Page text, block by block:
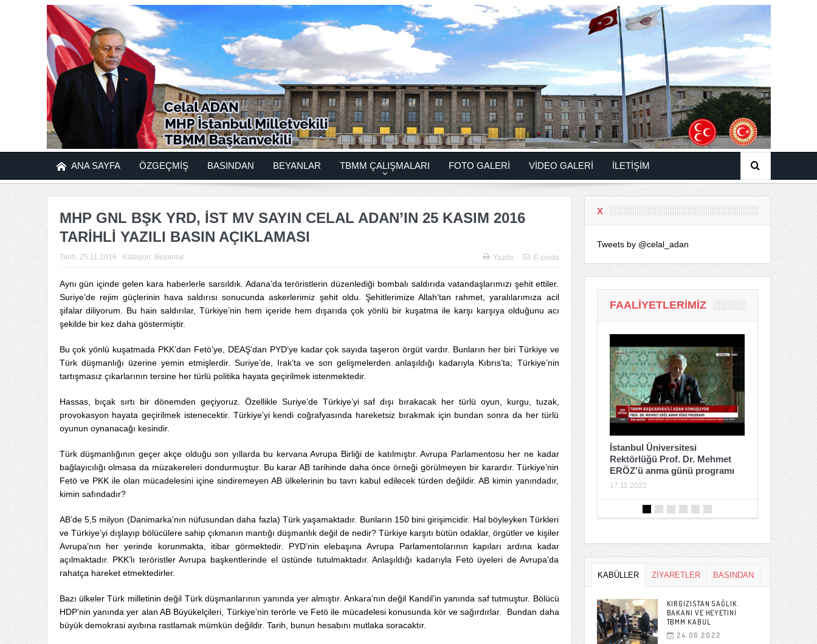
ANA SAYFA ÖZGEÇMİŞ BASINDAN BEYANLAR TBMM ÇALIŞMALARI FOTO GALERİ VİDEO GALERİ İLETİŞİM
MHP GNL BŞK YRD, İST MV SAYIN CELAL ADAN’IN 25 KASIM 2016
TARİHLİ YAZILI BASIN AÇIKLAMASI
Tarih: 25.11.2016 Kategori: Beyanlar Yazdır E-posta
Aynı gün içinde gelen kara haberlerle sarsıldık. Adana’da teröristlerin düzenlediği bombalı saldırıda vatandaşlarımızı şehit ettiler.
Suriye’de rejim güçlerinin hava saldırısı sonucunda askerlerimiz şehit oldu. Şehitlerimize Allah’tan rahmet, yaralılarımıza acil
şifalar diliyorum. Bu hain saldırılar, Türkiye’nin hem içeride hem dışarıda çok yönlü bir kuşatma ile karşı karşıya olduğunu acı
şekilde bir kez daha göstermiştir.
Bu çok yönlü kuşatmada PKK’dan Fetö’ye, DEAŞ’dan PYD’ye kadar çok sayıda taşeron örgüt vardır. Bunların her biri Türkiye ve
Türk düşmanlığı üzerine yemin etmişlerdir. Suriye’de, Irak’ta ve son gelişmelerden anlaşıldığı kadarıyla Kıbrıs’ta; Türkiye’nin
tartışmasız çıkarlarının tersine her türlü politika hayata geçirilmek istenmektedir.
Hassas, bıçak sırtı bir dönemden geçiyoruz. Özellikle Suriye’de Türkiye’yi saf dışı bırakacak her türlü oyun, kurgu, tuzak,
provokasyon hayata geçirilmek istenecektir. Türkiye’yi kendi coğrafyasında hareketsiz bırakmak için bundan sonra da her türlü
oyunun oynanacağı kesindir.
Türk düşmanlığının geçer akçe olduğu son yıllarda bu kervana Avrupa Birliği de katılmıştır. Avrupa Parlamentosu her ne kadar
bağlayıcılığı olmasa da müzakereleri dondurmuştur. Bu karar AB tarihinde daha önce örneği görülmeyen bir karardır. Türkiye’nin
Fetö ve PKK ile olan mücadelesini içine sindiremeyen AB ülkelerinin bu tavrı kabul edilecek türden değildir. AB kimin yanındadır,
kimin safındadır?
AB’de 5,5 milyon (Danimarka’nın nüfusundan daha fazla) Türk yaşamaktadır. Bunların 150 bini girişimcidir. Hal böyleyken Türkleri
ve Türkiye’yi dışlayıp bölücülere sahip çıkmanın mantığı düşmanlık değil de nedir? Türkiye karşıtı bütün odaklar, örgütler ve kişiler
Avrupa’nın her yerinde korunmakta, itibar görmektedir. PYD’nin elebaşına Avrupa Parlamentolarının kapıları ardına kadar
açılmaktadır. PKK’lı teröristler Avrupa başkentlerinde el üstünde tutulmaktadır. Anlaşıldığı kadarıyla Fetö üyeleri de Avrupa’da
rahatça hareket etmektedirler.
Bazı ülkeler Türk milletinin değil Türk düşmanlarının yanında yer almıştır. Ankara’nın değil Kandil’in yanında saf tutmuştur. Bölücü
HDP’nin yanında yer alan AB Büyükelçileri, Türkiye’nin terörle ve Fetö ile mücadelesi konusunda kör ve sağırdırlar. Bundan daha
büyük demokrasi ayıbına rastlamak mümkün değildir. Tarih, bunun hesabını mutlaka soracaktır.
X
Tweets by @celal_adan
FAALIYETLERIMIZ
Rektörlüğü Prof. Dr. Mehmet
ERÖZ’ü anma günü programı
17.11.2022
İstiklal Caddesi Hain Terör
Saldırısı Sonrası Basın
Açıklaması
16.11.2022
24.06.2022
KABÜLLER ZİYARETLER BASINDAN
KIRGIZISTAN SAĞLIK
BAKANI VE HEYETINI
TBMM KABUL
24.06.2022